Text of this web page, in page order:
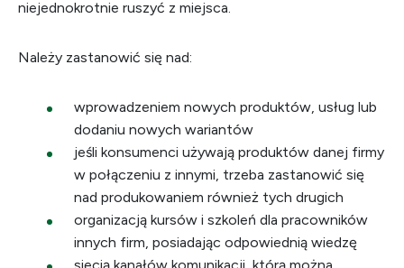
niejednokrotnie ruszyć z miejsca.
Należy zastanowić się nad:
wprowadzeniem nowych produktów, usług lub
dodaniu nowych wariantów
jeśli konsumenci używają produktów danej firmy
w połączeniu z innymi, trzeba zastanowić się
nad produkowaniem również tych drugich
organizacją kursów i szkoleń dla pracowników
innych firm, posiadając odpowiednią wiedzę